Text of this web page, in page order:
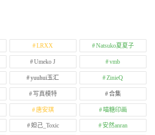
LRXX Natsuko夏夏子
Umeko J vmb
yuuhui玉汇 ZinieQ
写真模特 合集
唐安琪 喵糖印画
妲己_Toxic 安然anran